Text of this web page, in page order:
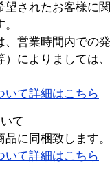
望されたお客様に
、営業時間内での
）によりましては
いて詳細はこちら
て
品に同梱致します。
いて詳細はこちら